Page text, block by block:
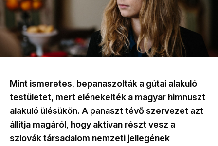
Mint ismeretes, bepanaszolták a gútai alakuló
testületet, mert elénekelték a magyar himnuszt
alakuló ülésükön. A panaszt tévő szervezet azt
állítja magáról, hogy aktívan részt vesz a
szlovák társadalom nemzeti jellegének